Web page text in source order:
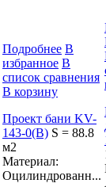
Подробнее В
избранное В
список сравнения
В корзину
Проект бани KV-
143-0(B) S = 88.8
м2
Материал:
Оцилиндрованн...